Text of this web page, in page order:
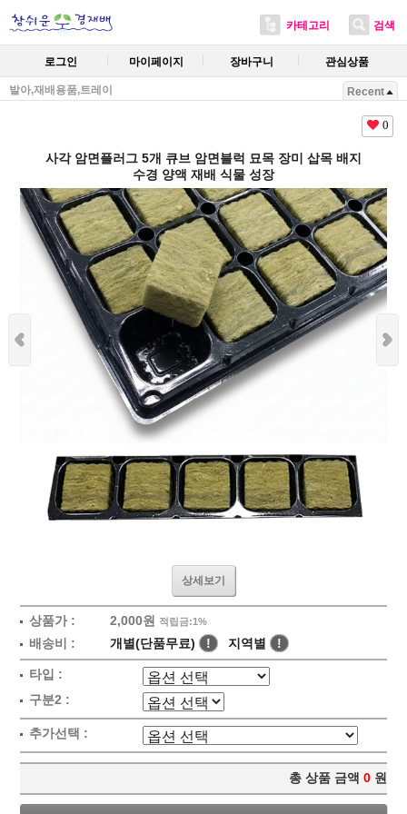
카테고리 검색
로그인 마이페이지 장바구니 관심상품
발아,재배용품,트레이 Recent
0
사각 암면플러그 5개 큐브 암면블럭 묘목 장미 삽목 배지
수경 양액 재배 식물 성장
상세보기
상품가 : 2,000원 적립금:1%
배송비 : 개별(단품무료) ! 지역별 !
타입 :
구분2 :
추가선택 :
총 상품 금액 0 원